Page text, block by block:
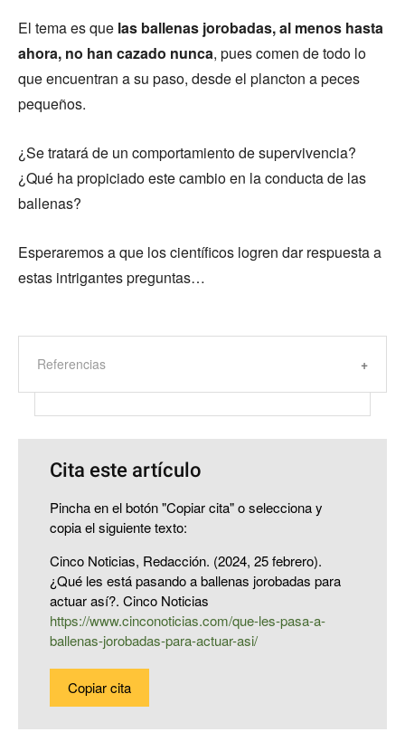
El tema es que las ballenas jorobadas, al menos hasta
ahora, no han cazado nunca, pues comen de todo lo
que encuentran a su paso, desde el plancton a peces
pequeños.
¿Se tratará de un comportamiento de supervivencia?
¿Qué ha propiciado este cambio en la conducta de las
ballenas?
Esperaremos a que los científicos logren dar respuesta a
estas intrigantes preguntas…
Referencias
Cita este artículo
Pincha en el botón "Copiar cita" o selecciona y
copia el siguiente texto:
Cinco Noticias, Redacción. (2024, 25 febrero).
¿Qué les está pasando a ballenas jorobadas para
actuar así?. Cinco Noticias
https://www.cinconoticias.com/que-les-pasa-a-
ballenas-jorobadas-para-actuar-asi/
Copiar cita